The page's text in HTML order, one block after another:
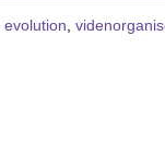
evolution